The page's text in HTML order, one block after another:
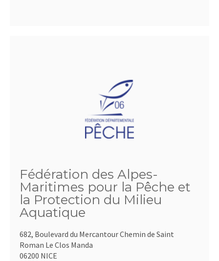
Fédération des Alpes-
Maritimes pour la Pêche et
la Protection du Milieu
Aquatique
682, Boulevard du Mercantour Chemin de Saint
Roman Le Clos Manda
06200 NICE